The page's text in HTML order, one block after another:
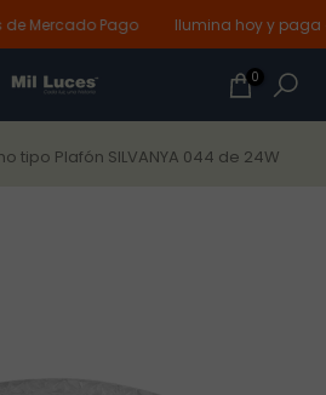
Mercado Pago Ilumina hoy y paga
0
tipo Plafón SILVANYA 044 de 24W